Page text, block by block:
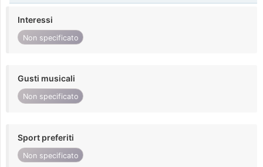
Interessi
Non specificato
Gusti musicali
Non specificato
Sport preferiti
Non specificato